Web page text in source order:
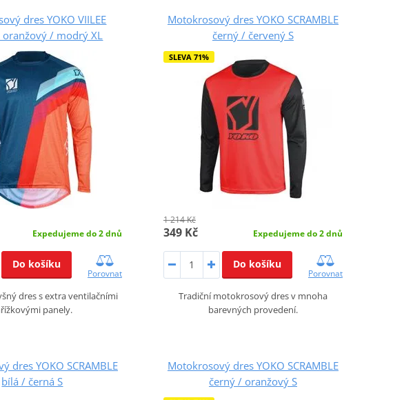
dres YOKO VIILEE
/ modrý XL
Expedujeme do 2 dnů
Do košíku
Porovnat
dres s extra ventilačními
panely.
Motokrosový dres YOKO SCRAMBLE
černý / červený S
SLEVA 71%
1 214 Kč
349 Kč Expedujeme do 2 dnů
Do košíku
Porovnat
Tradiční motokrosový dres v mnoha
barevných provedení.
dres YOKO SCRAMBLE
bílá / černá S
Motokrosový dres YOKO SCRAMBLE
černý / oranžový S